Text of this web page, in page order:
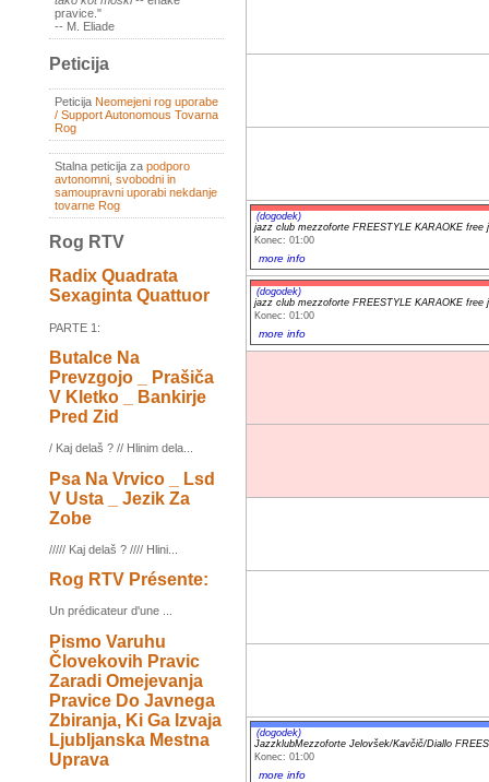
pravice."
-- M. Eliade
Peticija
Peticija Neomejeni rog uporabe
/ Support Autonomous Tovarna
Rog
Stalna peticija za podporo
avtonomni, svobodni in
samoupravni uporabi nekdanje
tovarne Rog
Rog RTV
Radix Quadrata
Sexaginta Quattuor
PARTE 1:
Butalce Na
Prevzgojo _ Prašiča
V Kletko _ Bankirje
Pred Zid
/ Kaj delaš ? // Hlinim dela...
Psa Na Vrvico _ Lsd
V Usta _ Jezik Za
Zobe
///// Kaj delaš ? //// Hlini...
Rog RTV Présente:
Un prédicateur d'une ...
Pismo Varuhu
Človekovih Pravic
Zaradi Omejevanja
Pravice Do Javnega
Zbiranja, Ki Ga Izvaja
Ljubljanska Mestna
Uprava
(dogodek)
jazz club mezzoforte FREESTYLE KARAOKE free
Konec: 01:00
more info
(dogodek)
jazz club mezzoforte FREESTYLE KARAOKE free
Konec: 01:00
more info
(dogodek)
JazzklubMezzoforte Jelovšek/Kavčič/Diallo
Konec: 01:00
more info